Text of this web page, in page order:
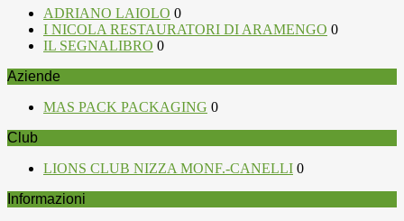
ADRIANO LAIOLO 0
I NICOLA RESTAURATORI DI ARAMENGO 0
IL SEGNALIBRO 0
Aziende
MAS PACK PACKAGING 0
Club
LIONS CLUB NIZZA MONF.-CANELLI 0
Informazioni